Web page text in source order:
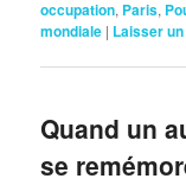
occupation, Paris,
mondiale | Laisser
Quand un
se